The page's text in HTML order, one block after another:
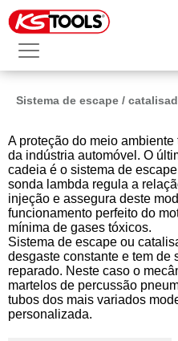
Sistema de escape /
A proteção do meio
da indústria automóvel. O
cadeia é o sistema de
sonda lambda regula a
injeção e assegura deste
funcionamento perfeito do
mínima de gases tóxicos.
Sistema de escape ou
desgaste constante e tem de
reparado. Neste caso o
martelos de percussão
tubos dos mais variados
personalizada.